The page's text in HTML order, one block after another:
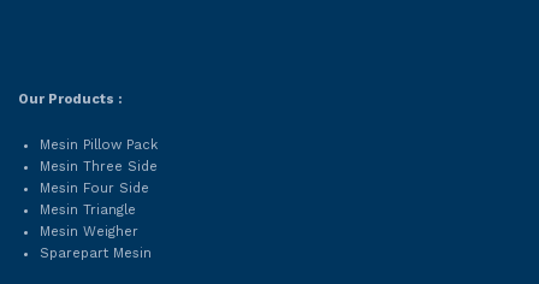
Our Products :
Mesin Pillow Pack
Mesin Three Side
Mesin Four Side
Mesin Triangle
Mesin Weigher
Sparepart Mesin